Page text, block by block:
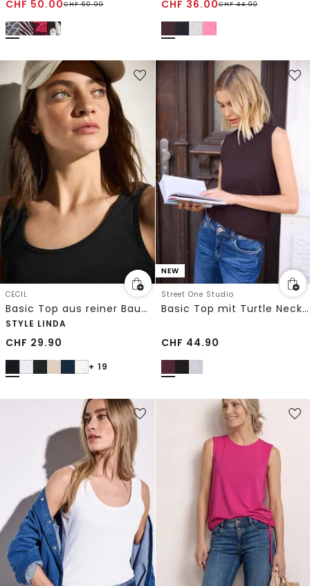
CHF 50.00CHF69.90
CHF 36.00CHF44.90
CECIL
Basic Top aus reiner Baumwolle
STYLE LINDA
CHF 29.90
+ 19
NEW
Street One Studio
Basic Top mit Turtle Neck in Unifarbe
CHF 44.90